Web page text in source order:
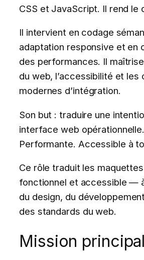
CSS et JavaScript. Il rend le
Il intervient en codage
adaptation responsive et en
des performances. Il
du web, l’accessibilité et les
modernes d’intégration.
Son but : traduire une
interface web
Performante. Accessible à
Ce rôle traduit les
fonctionnel et accessible —
du design, du
des standards du web.
Mission